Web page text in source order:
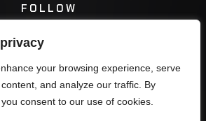
your browsing experience, serve
and analyze our traffic. By
consent to our use of cookies.
FOLLOW